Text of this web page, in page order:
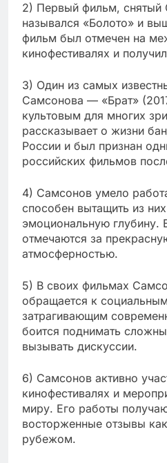
2) Первый фильм,
назывался «Болото» и
фильм был отмечен на
кинофестивалях и
3) Один из самых
Самсонова — «Брат»
культовым для многих
рассказывает о жизни
России и был признан
российских фильмов
4) Самсонов умело
способен вытащить из
эмоциональную глубину.
отмечаются за
атмосферностью.
5) В своих фильмах
обращается к
затрагивающим
боится поднимать
вызывать дискуссии.
6) Самсонов активно
кинофестивалях и
миру. Его работы
восторженные отзывы
рубежом.